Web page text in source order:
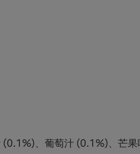
、葡萄汁 (0.1%)、芒